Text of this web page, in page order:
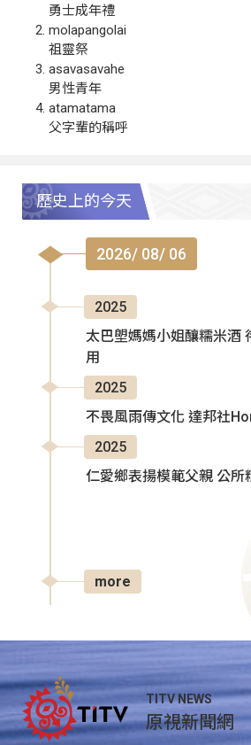
勇士成年禮
molapangolai
祖靈祭
asavasavahe
男性青年
atamatama
父字輩的稱呼
歷史上的今天
2026/ 08/ 06
2025
太巴塱媽媽小姐釀糯米酒
用
2025
不畏風雨傳文化 達邦社
2025
仁愛鄉表揚模範父親 公所
more
TITV NEWS
原視新聞網